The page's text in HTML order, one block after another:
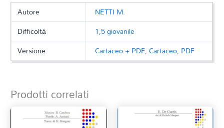
Autore
NETTI M.
Difficoltà
1,5 giovanile
Versione
Cartaceo + PDF,Cartaceo, PDF
Prodotti correlati